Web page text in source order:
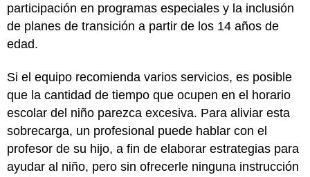
participación en programas especiales y la inclusión
de planes de transición a partir de los 14 años de
edad.
Si el equipo recomienda varios servicios, es posible
que la cantidad de tiempo que ocupen en el horario
escolar del niño parezca excesiva. Para aliviar esta
sobrecarga, un profesional puede hablar con el
profesor de su hijo, a fin de elaborar estrategias para
ayudar al niño, pero sin ofrecerle ninguna instrucción